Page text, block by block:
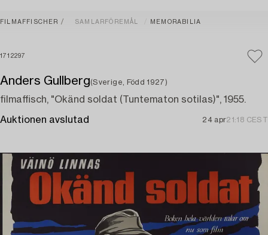
FILMAFFISCHER SAMLARFÖREMÅL MEMORABILIA
1712297
Anders Gullberg(Sverige, Född 1927)
filmaffisch, "Okänd soldat (Tuntematon sotilas)", 1955.
Auktionen avslutad 24 apr21:18 CEST